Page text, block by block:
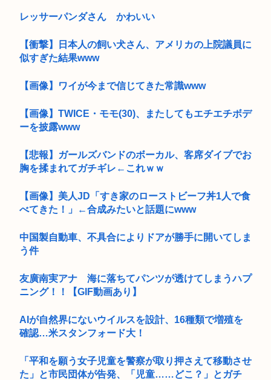
レッサーパンダさん かわいい
【衝撃】日本人の飼い犬さん、アメリカの上院議員に
似すぎた結果www
【画像】ワイが今まで信じてきた常識www
【画像】TWICE・モモ(30)、またしてもエチエチボデ
ーを披露www
【悲報】ガールズバンドのボーカル、客席ダイブでお
胸を揉まれてガチギレ←これｗｗ
【画像】美人JD「すき家のローストビーフ丼1人で食
べてきた！」←合成みたいと話題にwww
中国製自動車、不具合によりドアが勝手に開いてしま
う件
友廣南実アナ 海に落ちてパンツが透けてしまうハプ
ニング！！【GIF動画あり】
AIが自然界にないウイルスを設計、16種類で増殖を
確認…米スタンフォード大！
「平和を願う女子児童を警察が取り押さえて移動させ
た」と市民団体が告発、「児童……どこ？」とガチ